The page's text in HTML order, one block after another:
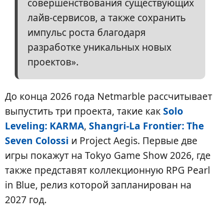
лайв-сервисов, а также сохранить
импульс роста благодаря
разработке уникальных новых
проектов».
До конца 2026 года Netmarble рассчитывает
выпустить три проекта, такие какSolo
Leveling: KARMA, Shangri-La Frontier: The
Seven Colossi и Project Aegis. Первые две
игры покажут на Tokyo Game Show 2026, где
также представят коллекционную RPG Pearl
in Blue, релиз которой запланирован на
2027 год.